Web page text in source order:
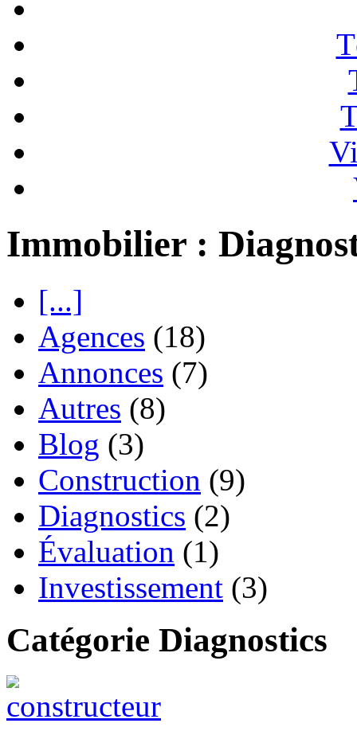
Immobilier :
[...]
Agences (18)
Annonces (7)
Autres (8)
Blog (3)
Construction (9)
Diagnostics (2)
Évaluation (1)
Investissement (3)
Catégorie Diagnostics